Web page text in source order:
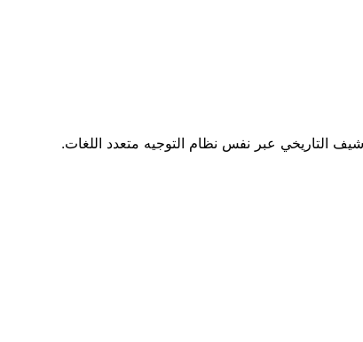
التاريخي عبر نفس نظام التوجيه متعدد اللغات.